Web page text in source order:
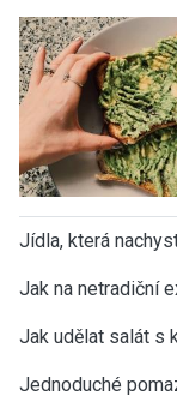
Jídla, která
Jak na netradiční
Jak udělat salát s
Jednoduché